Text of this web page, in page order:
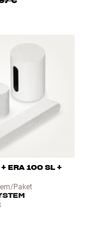
+ ERA 100 SL +
Paket